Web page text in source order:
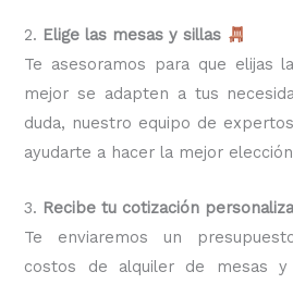
2. Elige las mesas y sillas
Te asesoramos para que elijas
mejor se adapten a tus
duda, nuestro equipo de
ayudarte a hacer la mejor
3. Recibe tu cotización
Te enviaremos un
costos de alquiler de mesas